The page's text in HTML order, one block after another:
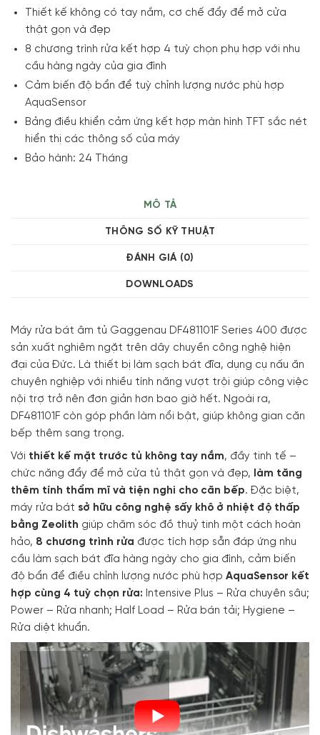
Thiết kế không có tay nắm, cơ chế đẩy để mở cửa
thật gọn và đẹp
8 chương trình rửa kết hợp 4 tuỳ chọn phụ hợp với nhu
cầu hàng ngày của gia đình
Cảm biến độ bẩn để tuỳ chỉnh lượng nước phù hợp
AquaSensor
Bảng điều khiển cảm ứng kết hợp màn hình TFT sắc nét
hiển thị các thông số của máy
Bảo hành: 24 Tháng
MÔ TẢ
THÔNG SỐ KỸ THUẬT
ĐÁNH GIÁ (0)
DOWNLOADS
Máy rửa bát âm tủ Gaggenau DF481101F Series 400 được
sản xuất nghiêm ngặt trên dây chuyền công nghệ hiện
đại của Đức. Là thiết bị làm sạch bát đĩa, dụng cụ nấu ăn
chuyên nghiệp với nhiều tính năng vượt trội giúp công việc
nội trợ trở nên đơn giản hơn bao giờ hết. Ngoài ra,
DF481101F còn góp phần làm nổi bật, giúp không gian căn
bếp thêm sang trọng.
Với thiết kế mặt trước tủ không tay nắm, đầy tinh tế –
chức năng đẩy để mở cửa tủ thật gọn và đẹp,
làm tăng
thêm tính thẩm mĩ và tiện nghi cho căn bếp. Đặc biệt,
máy rửa bát sở hữu công nghệ sấy khô ở nhiệt độ thấp
bằng Zeolith giúp chăm sóc đồ thuỷ tinh một cách hoàn
hảo, 8 chương trình rửa được tích hợp sẵn đáp ứng nhu
cầu làm sạch bát đĩa hàng ngày cho gia đình, cảm biến
độ bẩn để điều chỉnh lượng nước phù hợp AquaSensor kết
hợp cùng 4 tuỳ chọn rửa: Intensive Plus – Rửa chuyên sâu;
Power – Rửa nhanh; Half Load – Rửa bán tải; Hygiene –
Rửa diệt khuẩn.